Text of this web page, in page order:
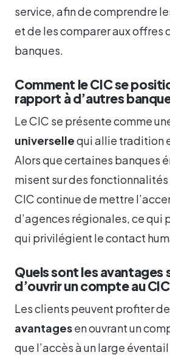
service, afin de comprendre
et de les comparer aux offres
banques.
Comment le CIC se
rapport à d’autres
Le CIC se présente comme
universellequi allie tradition
Alors que certaines banques
misent sur des
CIC continue de mettre
d’agences régionales, ce qui
qui privilégient le contact
Quels sont les avantages
d’ouvrir un compte au
Les clients peuvent profiter
avantagesen ouvrant un
que l’accès à un large